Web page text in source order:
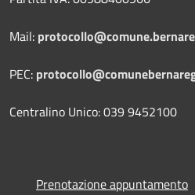
Mail:
PEC:
Centralino Unico: 039 9452100
Prenotazione appuntamento